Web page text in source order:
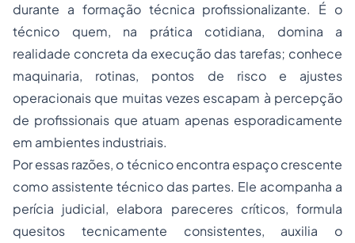
durante a formação técnica profissionalizante. É o
técnico quem, na prática cotidiana, domina a
realidade concreta da execução das tarefas; conhece
maquinaria, rotinas, pontos de risco e ajustes
operacionais que muitas vezes escapam à percepção
de profissionais que atuam apenas esporadicamente
em ambientes industriais.
Por essas razões, o técnico encontra espaço crescente
como assistente técnico das partes. Ele acompanha a
perícia judicial, elabora pareceres críticos, formula
quesitos tecnicamente consistentes, auxilia o